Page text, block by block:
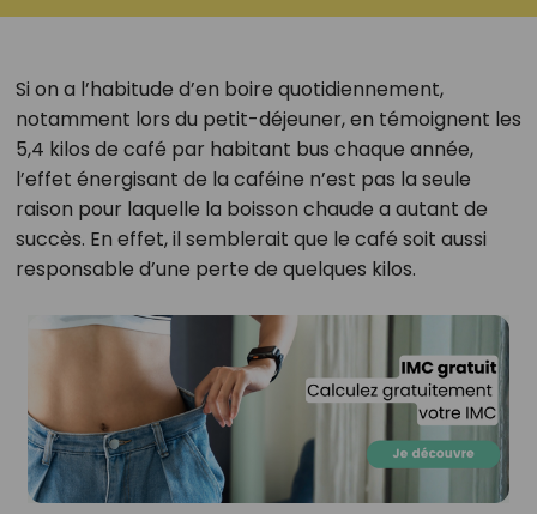
Si on a l’habitude d’en boire quotidiennement,
notamment lors du petit-déjeuner, en témoignent les
5,4 kilos de café par habitant bus chaque année,
l’effet énergisant de la caféine n’est pas la seule
raison pour laquelle la boisson chaude a autant de
succès. En effet, il semblerait que le café soit aussi
responsable d’une perte de quelques kilos.